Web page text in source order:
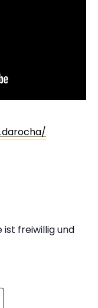
ist freiwillig und